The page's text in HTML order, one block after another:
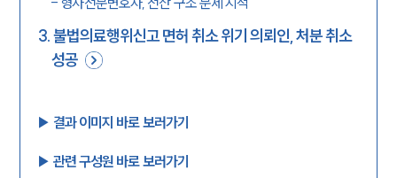
3.불법의료행위신고 면허 취소 위기 의뢰인, 처분 취소
성공
▶︎ 결과 이미지 바로 보러가기
▶︎ 관련 구성원 바로 보러가기